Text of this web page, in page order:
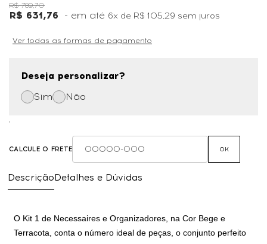
DescriçãoDetalhes e Dúvidas
O Kit 1 de Necessaires e Organizadores, na Cor Bege e
Terracota , conta o número ideal de peças, o conjunto perfeito
R$ 789,70
R$ 631,76 6x de R$ 105,29 sem juros
Ver todas as formas de pagamento
Deseja personalizar?
Sim
Não
CALCULE O FRETE OK